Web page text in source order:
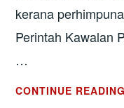
kerana
Perintah Kawalan
…
CONTINUE READING